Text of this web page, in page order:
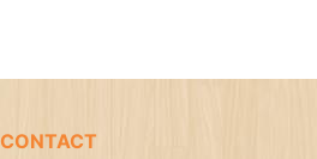
CONTACT